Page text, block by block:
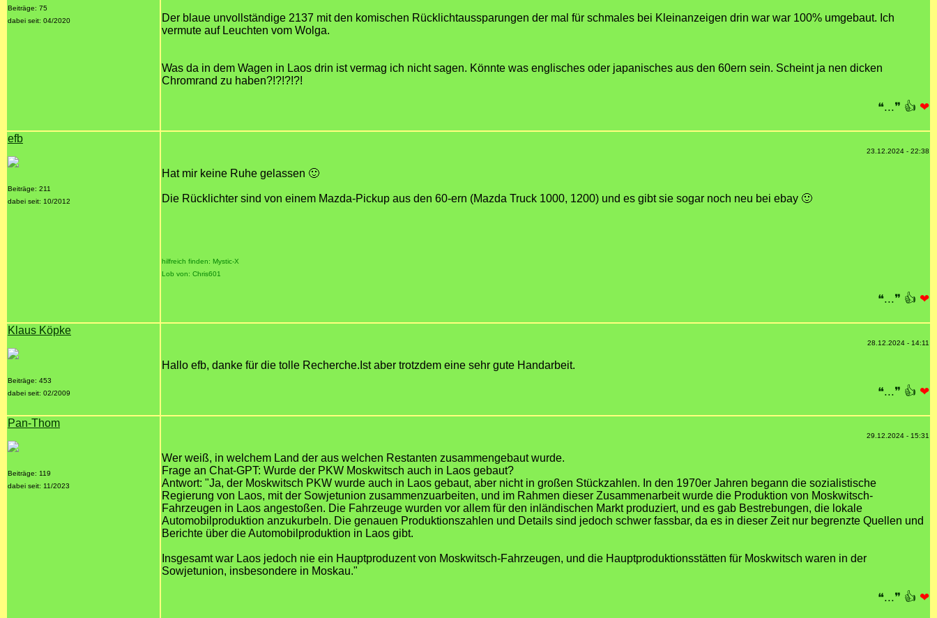
Beiträge: 75
dabei seit: 04/2020
Der blaue unvollständige 2137 mit den komischen Rücklichtaussparungen der mal für schmales bei Kleinanzeigen drin war war 100% umgebaut. Ich
vermute auf Leuchten vom Wolga.
Was da in dem Wagen in Laos drin ist vermag ich nicht sagen. Könnte was englisches oder japanisches aus den 60ern sein. Scheint ja nen dicken
Chromrand zu haben?!?!?!?!
❝...❞ 👍 ❤
efb
Beiträge: 211
dabei seit: 10/2012
23.12.2024 - 22:38
Hat mir keine Ruhe gelassen 🙂
Die Rücklichter sind von einem Mazda-Pickup aus den 60-ern (Mazda Truck 1000, 1200) und es gibt sie sogar noch neu bei ebay 🙂
hilfreich finden: Mystic-X
Lob von: Chris601
❝...❞ 👍 ❤
Klaus Köpke
Beiträge: 453
dabei seit: 02/2009
28.12.2024 - 14:11
Hallo efb, danke für die tolle Recherche.Ist aber trotzdem eine sehr gute Handarbeit.
❝...❞ 👍 ❤
Pan-Thom
Beiträge: 119
dabei seit: 11/2023
29.12.2024 - 15:31
Wer weiß, in welchem Land der aus welchen Restanten zusammengebaut wurde.
Frage an Chat-GPT: Wurde der PKW Moskwitsch auch in Laos gebaut?
Antwort: "Ja, der Moskwitsch PKW wurde auch in Laos gebaut, aber nicht in großen Stückzahlen. In den 1970er Jahren begann die sozialistische
Regierung von Laos, mit der Sowjetunion zusammenzuarbeiten, und im Rahmen dieser Zusammenarbeit wurde die Produktion von Moskwitsch-
Fahrzeugen in Laos angestoßen. Die Fahrzeuge wurden vor allem für den inländischen Markt produziert, und es gab Bestrebungen, die lokale
Automobilproduktion anzukurbeln. Die genauen Produktionszahlen und Details sind jedoch schwer fassbar, da es in dieser Zeit nur begrenzte Quellen und
Berichte über die Automobilproduktion in Laos gibt.
Insgesamt war Laos jedoch nie ein Hauptproduzent von Moskwitsch-Fahrzeugen, und die Hauptproduktionsstätten für Moskwitsch waren in der
Sowjetunion, insbesondere in Moskau."
❝...❞ 👍 ❤